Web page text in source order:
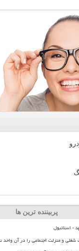
پربیننده ترین ها
- استانبول
و منزلت اجتماعی را در آن واحد